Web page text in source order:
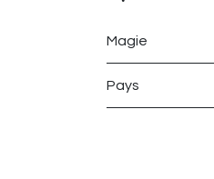
Magie
Pays